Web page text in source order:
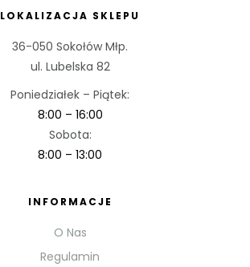
LOKALIZACJA SKLEPU
36-050 Sokołów Młp.
ul. Lubelska 82
Poniedziałek – Piątek:
8:00 – 16:00
Sobota:
8:00 – 13:00
INFORMACJE
O Nas
Regulamin